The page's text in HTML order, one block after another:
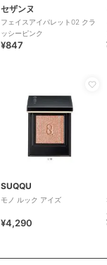
セザンヌ
フェイスアイパレット02 クラ
ッシーピンク
¥847
SUQQU
モノ ルック アイズ
¥4,290